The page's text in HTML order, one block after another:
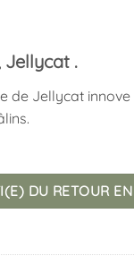
Jellycat .
de Jellycat
DU RETOUR